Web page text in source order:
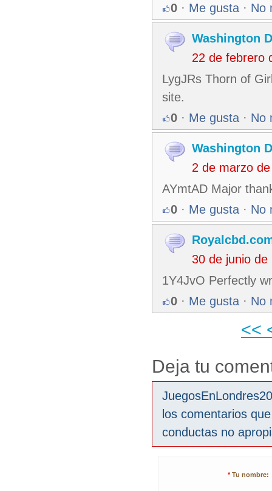
0 · Me gusta · No
Washington
22 de febrero
LygJRs Thorn of
site.
0 · Me gusta · No
Washington
2 de marzo
AYmtAD Major
0 · Me gusta · No
30 de junio
1Y4JvO Perfectly
0 · Me gusta · No
<<
Deja tu
los comentarios
conductas no
* Tu nombre: